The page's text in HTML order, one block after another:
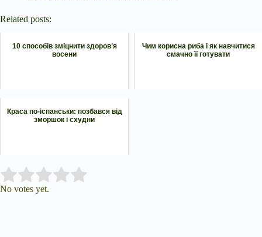
Related posts:
10 способів зміцнити здоров’я
восени
Чим корисна риба і як навчитися
смачно її готувати
Краса по-іспанськи: позбався від
зморшок і схудни
Rate this item:
No votes yet.